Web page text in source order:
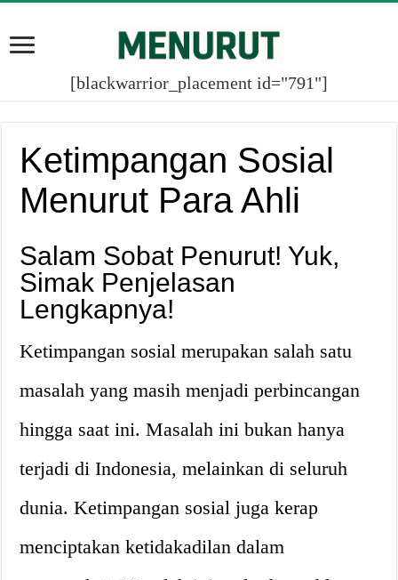
[blackwarrior_placement id="791"]
Ketimpangan Sosial
Menurut Para Ahli
Salam Sobat Penurut! Yuk,
Simak Penjelasan
Lengkapnya!
Ketimpangan sosial merupakan salah satu
masalah yang masih menjadi perbincangan
hingga saat ini. Masalah ini bukan hanya
terjadi di Indonesia, melainkan di seluruh
dunia. Ketimpangan sosial juga kerap
menciptakan ketidakadilan dalam